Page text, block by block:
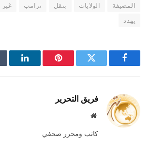
المضيفة
الولايات بنقل ترامب غير
يهدد
فيسبوك تويتر بينتيريستلينكدإن
فريق التحرير
موقع
كاتب ومحرر صحفي